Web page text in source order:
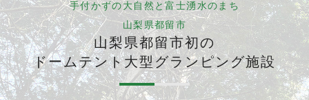
手付かずの大自然と富士湧水のまち
山梨県都留市
山梨県都留市初の
ドームテント大型グランピング施設